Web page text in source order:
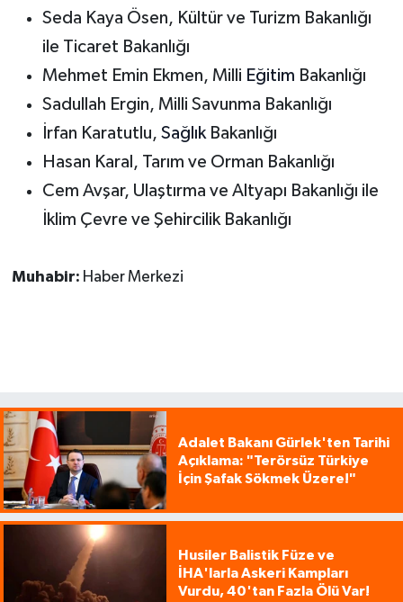
Seda Kaya Ösen, Kültür ve Turizm Bakanlığı
ile Ticaret Bakanlığı
Mehmet Emin Ekmen, Milli Eğitim Bakanlığı
Sadullah Ergin, Milli Savunma Bakanlığı
İrfan Karatutlu, SağlıkBakanlığı
Hasan Karal, Tarım ve Orman Bakanlığı
Cem Avşar, Ulaştırma ve Altyapı Bakanlığı ile
İklim Çevre ve Şehircilik Bakanlığı
Muhabir: Haber Merkezi
Adalet Bakanı Gürlek'ten Tarihi
Açıklama: "Terörsüz Türkiye
İçin Şafak Sökmek Üzere!"
Husiler Balistik Füze ve
İHA'larla Askeri Kampları
Vurdu, 40'tan Fazla Ölü Var!